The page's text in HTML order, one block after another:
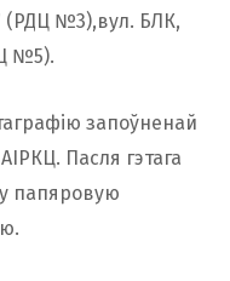
(РДЦ №3),вул. БЛК,
№5).
запоўненай
Пасля гэтага
папяровую